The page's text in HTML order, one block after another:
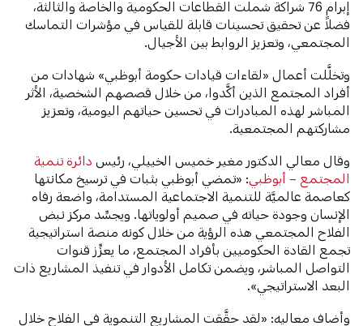
إبرام 76 شراكة شملت القطاعات الحكومية والخاصة والثالثة،
فضلاً عن تحقيق تحسينات قابلة للقياس في مؤشرات التماسك
المجتمعي، وتعزيز الروابط بين الأجيال.
وتخلَّلت أعمال «لقاءات قيادات حكومة أبوظبي» شهادات من
أفراد المجتمع الذين أكَّدوا، من خلال قصصهم الشخصية، الأثر
المباشر لهذه المبادرات في تحسين حياتهم اليومية، وتعزيز
مشاركتهم المجتمعية.
وقال معالي الدكتور مغير خميس الخييلي، رئيسدائرة تنمية
المجتمع – أبوظبي : «تمضي أبوظبي بثبات في ترسيخ مكانتها
كعاصمة عالميَّة للتنمية الاجتماعية المستدامة، واضعة رفاه
الإنسان وجودة حياته في صميم أولوياتها. ويجسِّد مركز نبض
الفلاح المجتمعي هذه الرؤية من خلال كونه منصة استراتيجية
تجمع القادة الحكوميين بأفراد المجتمع، ما يعزِّز قنوات
التواصل المباشر، ويضمن تكامل الأدوار في تنفيذ المشاريع ذات
البعد الاستراتيجي».
وأضاف معاليه: «لقد حقَّقت المشاريع التنموية في الفلاح خلال